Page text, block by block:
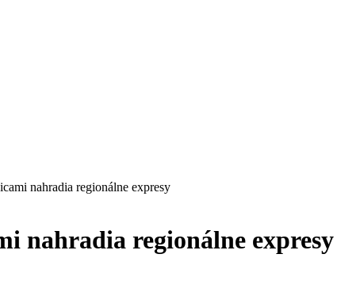
nahradia regionálne expresy
nahradia regionálne expresy